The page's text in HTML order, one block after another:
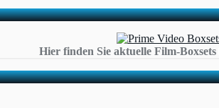
Hier finden Sie aktuelle Film-